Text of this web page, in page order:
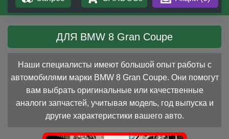
ДЛЯ BMW 8 Gran Coupe
Наши специалисты имеют большой опыт работы с
автомобилями марки BMW 8 Gran Coupe. Они помогут
вам выбрать оригинальные или качественные
аналоги запчастей, учитывая модель, год выпуска и
другие характеристики вашего авто.